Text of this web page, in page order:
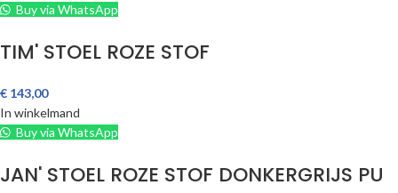
Buy via WhatsApp
TIM' STOEL ROZE STOF
€ 143,00
In winkelmand
Buy via WhatsApp
JAN' STOEL ROZE STOF DONKERGRIJS PU